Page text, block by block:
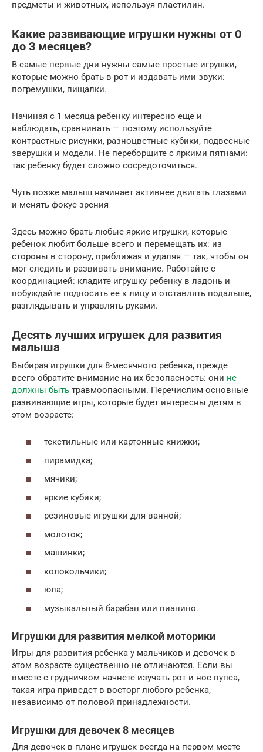
предметы и животных, используя пластилин.
Какие развивающие игрушки нужны от 0
до 3 месяцев?
В самые первые дни нужны самые простые игрушки,
которые можно брать в рот и издавать ими звуки:
погремушки, пищалки.
Начиная с 1 месяца ребенку интересно еще и
наблюдать, сравнивать — поэтому используйте
контрастные рисунки, разноцветные кубики, подвесные
зверушки и модели. Не переборщите с яркими пятнами:
так ребенку будет сложно сосредоточиться.
Чуть позже малыш начинает активнее двигать глазами
и менять фокус зрения
Здесь можно брать любые яркие игрушки, которые
ребенок любит больше всего и перемещать их: из
стороны в сторону, приближая и удаляя — так, чтобы он
мог следить и развивать внимание. Работайте с
координацией: кладите игрушку ребенку в ладонь и
побуждайте подносить ее к лицу и отставлять подальше,
разглядывать и управлять руками.
Десять лучших игрушек для развития
малыша
Выбирая игрушки для 8-месячного ребенка, прежде
всего обратите внимание на их безопасность: они не
должны быть травмоопасными. Перечислим основные
развивающие игры, которые будет интересны детям в
этом возрасте:
текстильные или картонные книжки;
пирамидка;
мячики;
яркие кубики;
резиновые игрушки для ванной;
молоток;
машинки;
колокольчики;
юла;
музыкальный барабан или пианино.
Игрушки для развития мелкой моторики
Игры для развития ребенка у мальчиков и девочек в
этом возрасте существенно не отличаются. Если вы
вместе с грудничком начнете изучать рот и нос пупса,
такая игра приведет в восторг любого ребенка,
независимо от половой принадлежности.
Игрушки для девочек 8 месяцев
Для девочек в плане игрушек всегда на первом месте